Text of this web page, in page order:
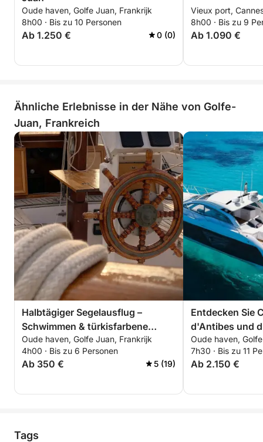
Oude haven, Golfe Juan, Frankrijk
8h00 · Bis zu 10 Personen
Ab 1.250 € 0 (0)
Vieux port,
8h00 · Bis zu 9
Ab 1.090 €
Ähnliche Erlebnisse in der Nähe von Golfe-
Juan, Frankreich
Halbtägiger Segelausflug –
Schwimmen & türkisfarbene
Buchten – Lérins-Inseln – Cap
d'Antibes
Oude haven, Golfe Juan, Frankrijk
4h00 · Bis zu 6 Personen
Ab 350 € 5 (19)
Entdecken Sie
d'Antibes und
vom Meer aus.
Oude haven,
7h30 · Bis zu 11
Ab 2.150 €
Tags